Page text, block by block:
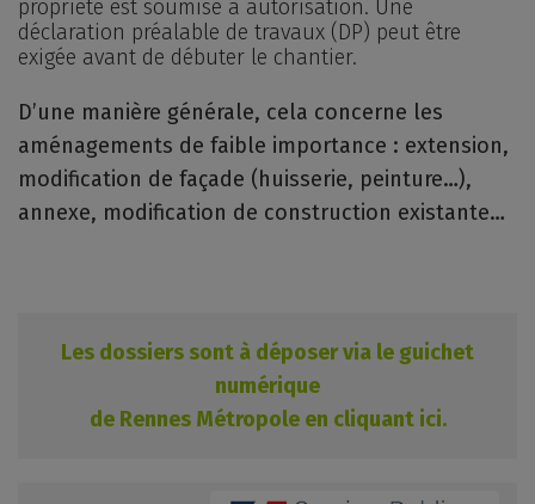
propriété est soumise à autorisation. Une
déclaration préalable de travaux (DP) peut être
exigée avant de débuter le chantier.
D’une manière générale, cela concerne les
aménagements de faible importance : extension,
modification de façade (huisserie, peinture…),
annexe, modification de construction existante…
Les dossiers sont à déposer via le guichet
numérique
de Rennes Métropole en cliquant ici.